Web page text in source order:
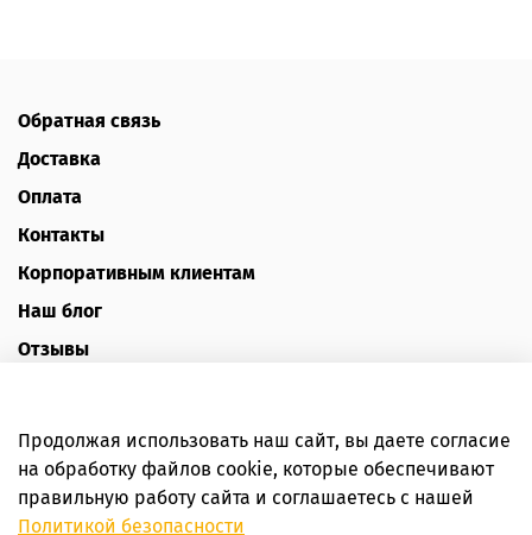
Обратная связь
Доставка
Оплата
Контакты
Корпоративным клиентам
Наш блог
Отзывы
Пользовательское соглашение
Интернет-магазин HoneyForYou
Продолжая использовать наш сайт, вы даете согласие
на обработку файлов cookie, которые обеспечивают
правильную работу сайта и соглашаетесь с нашей
Политикой безопасности